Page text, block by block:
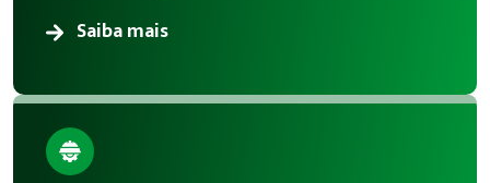
Saiba mais